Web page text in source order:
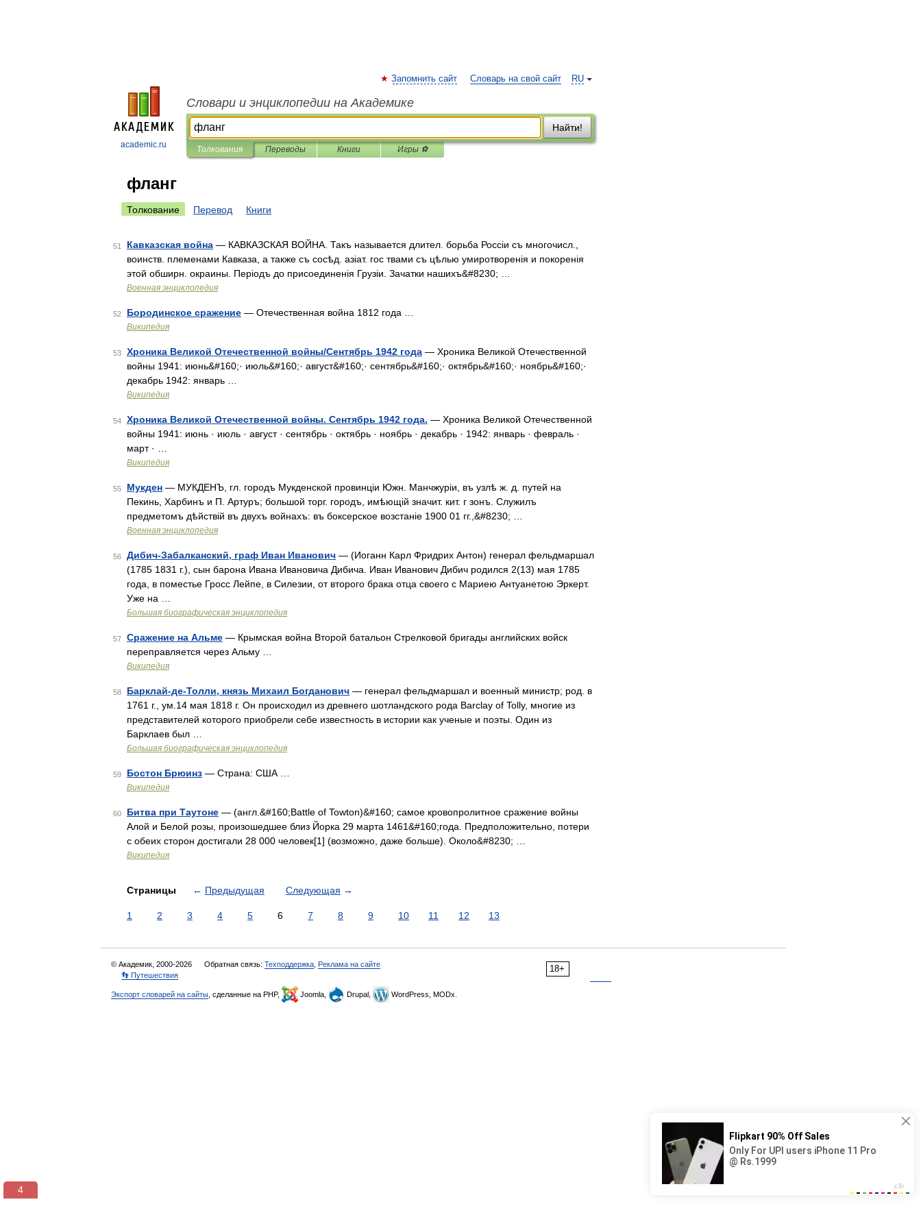
academic.ru
RU
Запомнить сайт Словарь на свой сайт
Словари и энциклопедии на Академике
Найти!
Толкования Переводы Книги Игры ⚽
фланг
Толкование Перевод Книги
51 Кавказская война — КАВКАЗСКАЯ ВОЙНА. Такъ называется длител. борьба Россіи съ многочисл.,
воинств. племенами Кавказа, а также съ сосѣд. азіат. гос твами съ цѣлью умиротворенія и покоренія
этой обширн. окраины. Періодъ до присоединенія Грузіи. Зачатки нашихъ&#8230; …
Военная энциклопедия
52 Бородинское сражение — Отечественная война 1812 года …
Википедия
53 Хроника Великой Отечественной войны/Сентябрь 1942 года — Хроника Великой Отечественной
войны 1941: июнь&#160;· июль&#160;· август&#160;· сентябрь&#160;· октябрь&#160;· ноябрь&#160;·
декабрь 1942: январь …
Википедия
54 Хроника Великой Отечественной войны. Сентябрь 1942 года. — Хроника Великой Отечественной
войны 1941: июнь · июль · август · сентябрь · октябрь · ноябрь · декабрь · 1942: январь · февраль ·
март · …
Википедия
55 Мукден — МУКДЕНЪ, гл. городъ Мукденской провинціи Южн. Манчжуріи, въ узлѣ ж. д. путей на
Пекинь, Харбинъ и П. Артуръ; большой торг. городъ, имѣющій значит. кит. г зонъ. Служилъ
предметомъ дѣйствій въ двухъ войнахъ: въ боксерское возстаніе 1900 01 гг.,&#8230; …
Военная энциклопедия
56 Дибич-Забалканский, граф Иван Иванович — (Иоганн Карл Фридрих Антон) генерал фельдмаршал
(1785 1831 г.), сын барона Ивана Ивановича Дибича. Иван Иванович Дибич родился 2(13) мая 1785
года, в поместье Гросс Лейпе, в Силезии, от второго брака отца своего с Мариею Антуанетою Эркерт.
Уже на …
Большая биографическая энциклопедия
57 Сражение на Альме — Крымская война Второй батальон Стрелковой бригады английских войск
переправляется через Альму …
Википедия
58 Барклай-де-Толли, князь Михаил Богданович — генерал фельдмаршал и военный министр; род. в
1761 г., ум.14 мая 1818 г. Он происходил из древнего шотландского рода Barclay of Tolly, многие из
представителей которого приобрели себе известность в истории как ученые и поэты. Один из
Барклаев был …
Большая биографическая энциклопедия
59 Бостон Брюинз — Страна: США …
Википедия
60 Битва при Таутоне — (англ.&#160;Battle of Towton)&#160; самое кровопролитное сражение войны
Алой и Белой розы, произошедшее близ Йорка 29 марта 1461&#160;года. Предположительно, потери
с обеих сторон достигали 28 000 человек[1] (возможно, даже больше). Около&#8230; …
Википедия
Страницы ← Предыдущая Следующая →
1 2 3 4 5 6 7 8 9 10 11 12 13
18+
© Академик, 2000-2026 Обратная связь: Техподдержка Реклама на сайте
👣 Путешествия
Экспорт словарей на сайты , сделанные на PHP, Joomla, Drupal, WordPress, MODx.
4